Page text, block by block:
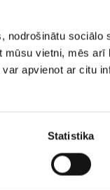
nodrošinātu sociālo
vietni, mēs
apvienot ar citu
Statistika